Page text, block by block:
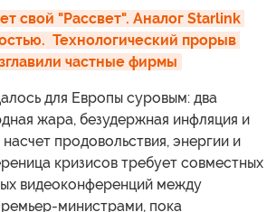
свой "Рассвет". Аналог Starlink
Технологический прорыв
частные фирмы
для Европы суровым: два
жара, безудержная инфляция и
насчет продовольствия, энергии и
кризисов требует совместных
видеоконференций между
министрами, пока